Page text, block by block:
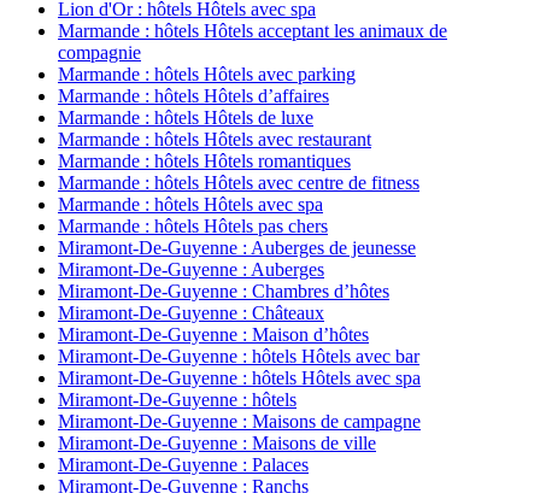
Lion d'Or : hôtels Hôtels avec spa
Marmande : hôtels Hôtels acceptant les animaux de
compagnie
Marmande : hôtels Hôtels avec parking
Marmande : hôtels Hôtels d’affaires
Marmande : hôtels Hôtels de luxe
Marmande : hôtels Hôtels avec restaurant
Marmande : hôtels Hôtels romantiques
Marmande : hôtels Hôtels avec centre de fitness
Marmande : hôtels Hôtels avec spa
Marmande : hôtels Hôtels pas chers
Miramont-De-Guyenne : Auberges de jeunesse
Miramont-De-Guyenne : Auberges
Miramont-De-Guyenne : Chambres d’hôtes
Miramont-De-Guyenne : Châteaux
Miramont-De-Guyenne : Maison d’hôtes
Miramont-De-Guyenne : hôtels Hôtels avec bar
Miramont-De-Guyenne : hôtels Hôtels avec spa
Miramont-De-Guyenne : hôtels
Miramont-De-Guyenne : Maisons de campagne
Miramont-De-Guyenne : Maisons de ville
Miramont-De-Guyenne : Palaces
Miramont-De-Guyenne : Ranchs